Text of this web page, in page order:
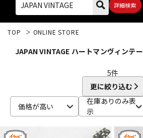
詳細検索
TOP ONLINE STORE
JAPAN VINTAGE ハートマンヴィンテ
5件
更に絞り込む
価格が高い
在庫ありのみ表
示